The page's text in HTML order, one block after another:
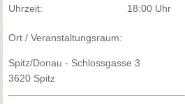
Uhrzeit:
18:00 Uhr
Ort / Veranstaltungsraum:
Spitz/Donau - Schlossgasse 3
3620 Spitz